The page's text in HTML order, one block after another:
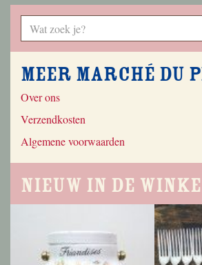
Meer Marché du
Over ons
Verzendkosten
Algemene voorwaarden
Nieuw in de